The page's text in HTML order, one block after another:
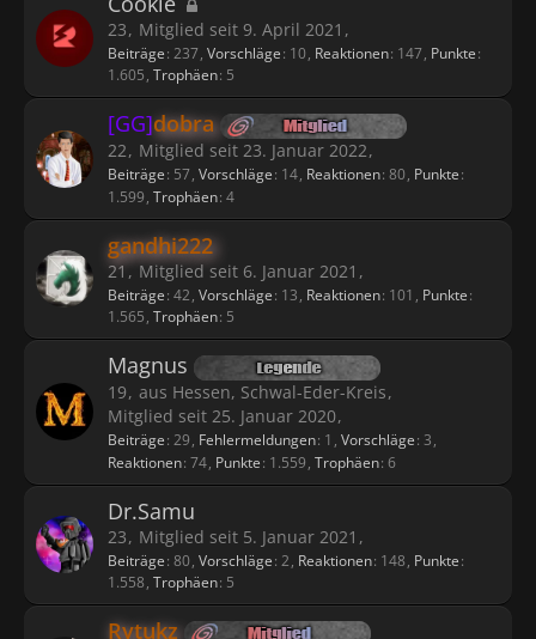
23 Mitglied seit 9. April 2021
Beiträge 237 Vorschläge 10 Reaktionen 147 Punkte
1.605 Trophäen 5
[GG]dobra
22 Mitglied seit 23. Januar 2022
Beiträge 57 Vorschläge 14 Reaktionen 80 Punkte
1.599 Trophäen 4
gandhi222
21 Mitglied seit 6. Januar 2021
Beiträge 42 Vorschläge 13 Reaktionen 101
Punkte
1.565 Trophäen 5
Magnus
19 aus Hessen, Schwal-Eder-Kreis
Mitglied seit 25. Januar 2020
Beiträge 29 Fehlermeldungen 1 Vorschläge 3
Reaktionen 74 Punkte 1.559 Trophäen 6
Dr.Samu
23 Mitglied seit 5. Januar 2021
Beiträge 80 Vorschläge 2 Reaktionen 148 Punkte
1.558 Trophäen 5
Rytukz